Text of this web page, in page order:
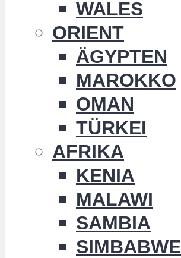
WALES
ORIENT
ÄGYPTEN
MAROKKO
OMAN
TÜRKEI
AFRIKA
KENIA
MALAWI
SAMBIA
SIMBABWE